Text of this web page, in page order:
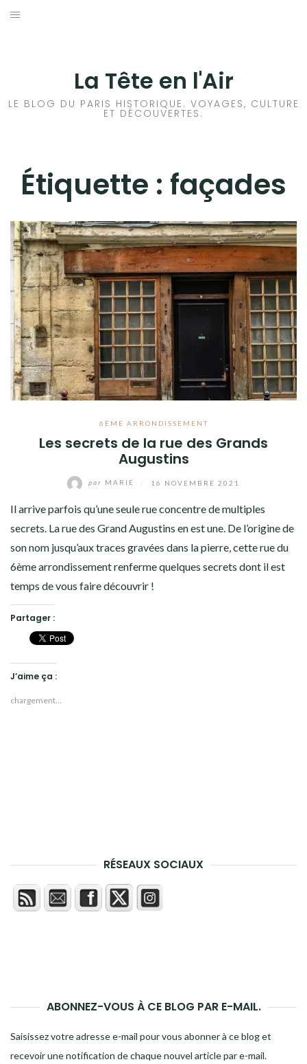
Aller
La Tête en l'Air
LE BLOG DU PARIS HISTORIQUE. VOYAGES, CULTURE
ET DÉCOUVERTES.
Étiquette : façades
6ÈME ARRONDISSEMENT
Les secrets de la rue des Grands
Augustins
par MARIE 16 NOVEMBRE 2021
Il arrive parfois qu’une seule rue concentre de multiples
secrets. La rue des Grand Augustins en est une. De l’origine de
son nom jusqu’aux traces gravées dans la pierre, cette rue du
6ème arrondissement renferme quelques secrets dont il est
temps de vous faire découvrir !
Partager :
J’aime ça :
chargement…
RÉSEAUX SOCIAUX
ABONNEZ-VOUS À CE BLOG PAR E-MAIL.
Saisissez votre adresse e-mail pour vous abonner à ce blog et
recevoir une notification de chaque nouvel article par e-mail.
HISTOIRES EN ILE DE FRANCE
VOYAGES À L’ÉTRANGER